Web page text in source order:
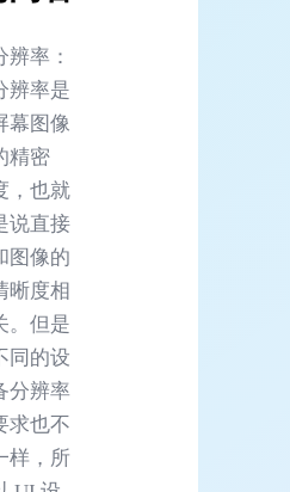
辨率：
辨率是
幕图像
精密
，也就
说直接
图像的
晰度相
。但是
同的设
分辨率
求也不
样，所